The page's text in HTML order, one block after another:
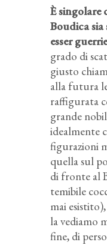
È singolare
Boudica
esser
grado di
giusto
alla futura
raffigurata
grande
idealmente
figurazioni
quella sul
di fronte al
temibile
mai
la vediamo
fine, di